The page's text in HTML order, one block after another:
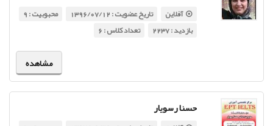
آفلاین تاریخ عضویت : 1396/07/12
محبوبیت : 9
بازدید : 2237
تعداد کلاس : 6
مشاهده
حسنا رسویار